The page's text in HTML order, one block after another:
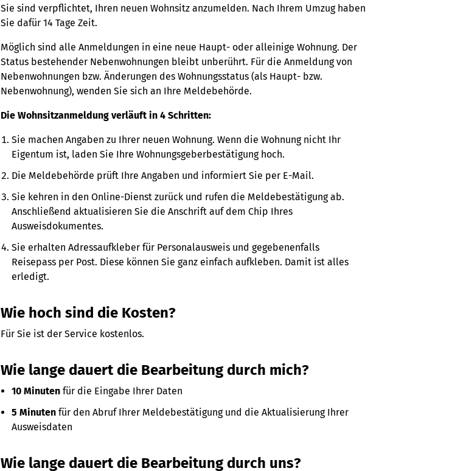
Sie sind verpflichtet, Ihren neuen Wohnsitz anzumelden. Nach Ihrem Umzug haben
Sie dafür 14 Tage Zeit.
Möglich sind alle Anmeldungen in eine neue Haupt- oder alleinige Wohnung. Der
Status bestehender Nebenwohnungen bleibt unberührt. Für die Anmeldung von
Nebenwohnungen bzw. Änderungen des Wohnungsstatus (als Haupt- bzw.
Nebenwohnung), wenden Sie sich an Ihre Meldebehörde.
Die Wohnsitzanmeldung verläuft in 4 Schritten:
Sie machen Angaben zu Ihrer neuen Wohnung. Wenn die Wohnung nicht Ihr
Eigentum ist, laden Sie Ihre Wohnungsgeberbestätigung hoch.
Die Meldebehörde prüft Ihre Angaben und informiert Sie per E-Mail.
Sie kehren in den Online-Dienst zurück und rufen die Meldebestätigung ab.
Anschließend aktualisieren Sie die Anschrift auf dem Chip Ihres
Ausweisdokumentes.
Sie erhalten Adressaufkleber für Personalausweis und gegebenenfalls
Reisepass per Post. Diese können Sie ganz einfach aufkleben. Damit ist alles
erledigt.
Wie hoch sind die Kosten?
Für Sie ist der Service kostenlos.
Wie lange dauert die Bearbeitung durch mich?
10 Minutenfür die Eingabe Ihrer Daten
5 Minutenfür den Abruf Ihrer Meldebestätigung und die Aktualisierung Ihrer
Ausweisdaten
Wie lange dauert die Bearbeitung durch uns?